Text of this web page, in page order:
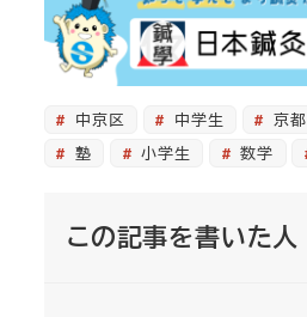
中京区 中学生 京都
塾
小学生 数学
この記事を書いた人